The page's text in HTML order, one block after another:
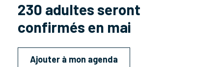
230 adultes seront
confirmés en mai
Ajouter à mon agenda